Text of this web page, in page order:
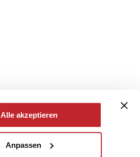
Alle akzeptieren
Anpassen